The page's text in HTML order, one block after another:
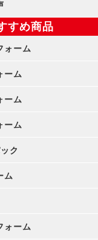
すめ商品
ォーム
ーム
ーム
ーム
ク
ム
ォーム